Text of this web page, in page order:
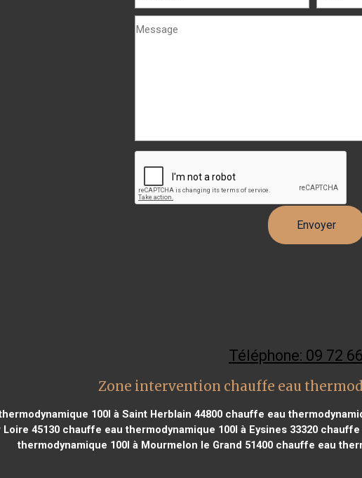
Téléphone: 09 72
Zone intervention chauffe eau
100l à Saint Herblain 44800 chauffe eau
45130 chauffe eau thermodynamique 100l à Eysines 33320 chauffe
thermodynamique 100l à Mourmelon le Grand 51400 chauffe eau